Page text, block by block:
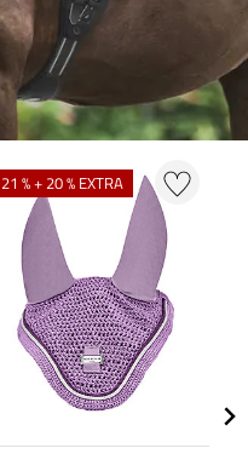
21 % + 20 % EXTRA